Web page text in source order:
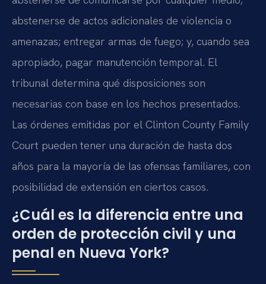
abstenerse de actos adicionales de violencia o
amenazas; entregar armas de fuego; y, cuando sea
apropiado, pagar manutención temporal. El
tribunal determina qué disposiciones son
necesarias con base en los hechos presentados.
Las órdenes emitidas por el Clinton County Family
Court pueden tener una duración de hasta dos
años para la mayoría de las ofensas familiares, con
posibilidad de extensión en ciertos casos.
¿Cuál es la diferencia entre una
orden de protección civil y una
penal en Nueva York?